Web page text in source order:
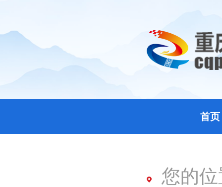
首页
您的